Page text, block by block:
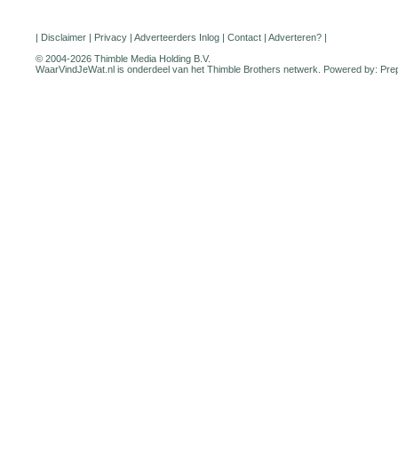
| Disclaimer | Privacy | Adverteerders Inlog | Contact | Adverteren? |
© 2004-2026 Thimble Media Holding B.V.
WaarVindJeWat.nl is onderdeel van het Thimble Brothers netwerk. Powered by: